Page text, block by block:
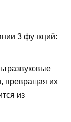
3 функций:
превращая их
из